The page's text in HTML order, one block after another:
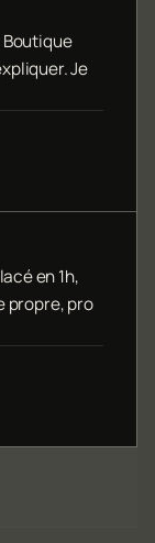
Boutique
Je
en 1h,
propre, pro